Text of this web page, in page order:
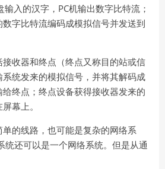
输入的汉字， PC机输出数字比特流；
字比特流编码成模拟信号并发送到
接收器和终点（终点又称目的站或信
统发来的模拟信号，并将其解码成
终点；终点设备获得接收器发来的
幕上。
的线路，也可能是复杂的网络系
统还可以是一个网络系统。但是从通